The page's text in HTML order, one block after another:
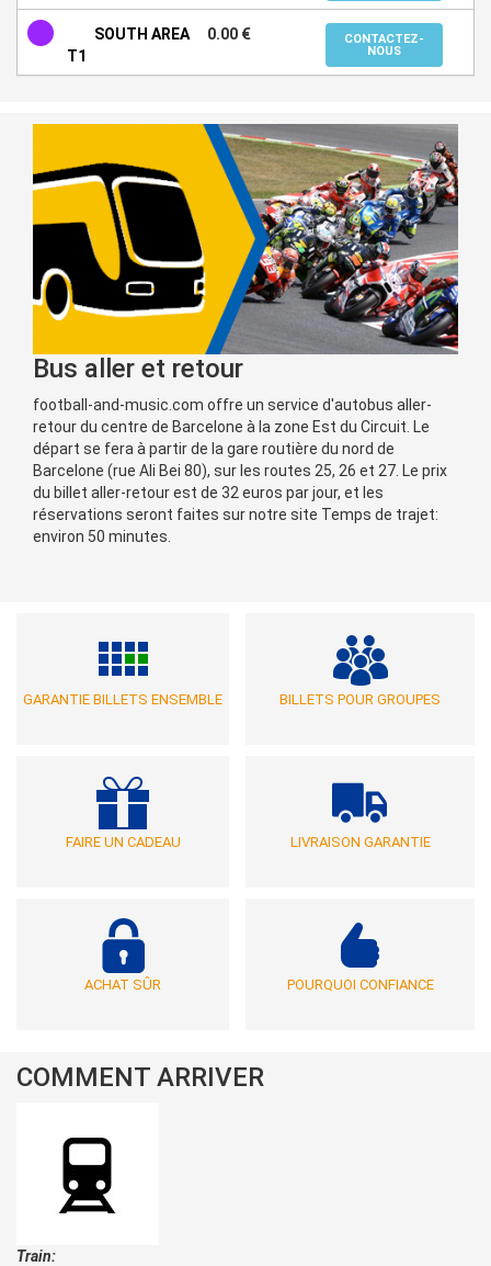
SOUTH AREA
T1
0.00 €
CONTACTEZ-
NOUS
Bus aller et retour
football-and-music.com offre un service d'autobus aller-
retour du centre de Barcelone à la zone Est du Circuit. Le
départ se fera à partir de la gare routière du nord de
Barcelone (rue Ali Bei 80), sur les routes 25, 26 et 27. Le prix
du billet aller-retour est de 32 euros par jour, et les
réservations seront faites sur notre site Temps de trajet:
environ 50 minutes.
GARANTIE BILLETS ENSEMBLE BILLETS POUR GROUPES
FAIRE UN CADEAU LIVRAISON GARANTIE
ACHAT SÛR POURQUOI CONFIANCE
COMMENT ARRIVER
Train: